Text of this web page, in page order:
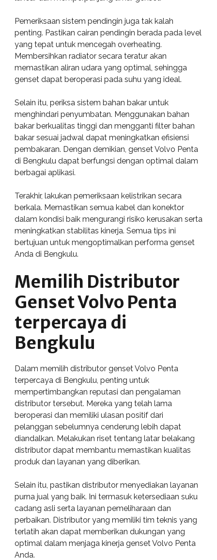
Pemeriksaan sistem pendingin juga tak kalah
penting. Pastikan cairan pendingin berada pada level
yang tepat untuk mencegah overheating.
Membersihkan radiator secara teratur akan
memastikan aliran udara yang optimal, sehingga
genset dapat beroperasi pada suhu yang ideal.
Selain itu, periksa sistem bahan bakar untuk
menghindari penyumbatan. Menggunakan bahan
bakar berkualitas tinggi dan mengganti filter bahan
bakar sesuai jadwal dapat meningkatkan efisiensi
pembakaran. Dengan demikian, genset Volvo Penta
di Bengkulu dapat berfungsi dengan optimal dalam
berbagai aplikasi.
Terakhir, lakukan pemeriksaan kelistrikan secara
berkala. Memastikan semua kabel dan konektor
dalam kondisi baik mengurangi risiko kerusakan serta
meningkatkan stabilitas kinerja. Semua tips ini
bertujuan untuk mengoptimalkan performa genset
Anda di Bengkulu.
Memilih Distributor
Genset Volvo Penta
terpercaya di
Bengkulu
Dalam memilih distributor genset Volvo Penta
terpercaya di Bengkulu, penting untuk
mempertimbangkan reputasi dan pengalaman
distributor tersebut. Mereka yang telah lama
beroperasi dan memiliki ulasan positif dari
pelanggan sebelumnya cenderung lebih dapat
diandalkan. Melakukan riset tentang latar belakang
distributor dapat membantu memastikan kualitas
produk dan layanan yang diberikan.
Selain itu, pastikan distributor menyediakan layanan
purna jual yang baik. Ini termasuk ketersediaan suku
cadang asli serta layanan pemeliharaan dan
perbaikan. Distributor yang memiliki tim teknis yang
terlatih akan dapat memberikan dukungan yang
optimal dalam menjaga kinerja genset Volvo Penta
Anda.